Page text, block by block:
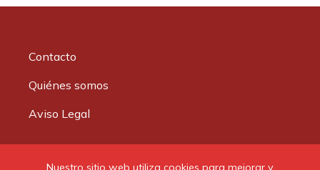
Nuestro sitio web utiliza cookies para mejorar y
Contacto
Quiénes somos
Aviso Legal